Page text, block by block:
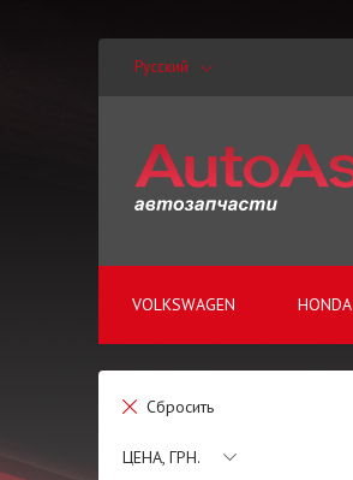
Русский
VOLKSWAGEN HONDA
Сбросить
ЦЕНА, ГРН.